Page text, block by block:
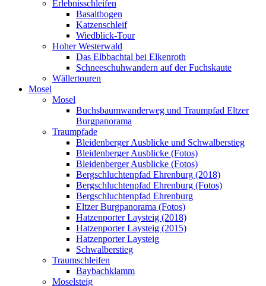
Erlebnisschleifen
Basaltbogen
Katzenschleif
Wiedblick-Tour
Hoher Westerwald
Das Elbbachtal bei Elkenroth
Schneeschuhwandern auf der Fuchskaute
Wällertouren
Mosel
Mosel
Buchsbaumwanderweg und Traumpfad Eltzer
Burgpanorama
Traumpfade
Bleidenberger Ausblicke und Schwalberstieg
Bleidenberger Ausblicke (Fotos)
Bleidenberger Ausblicke (Fotos)
Bergschluchtenpfad Ehrenburg (2018)
Bergschluchtenpfad Ehrenburg (Fotos)
Bergschluchtenpfad Ehrenburg
Eltzer Burgpanorama (Fotos)
Hatzenporter Laysteig (2018)
Hatzenporter Laysteig (2015)
Hatzenporter Laysteig
Schwalberstieg
Traumschleifen
Baybachklamm
Moselsteig